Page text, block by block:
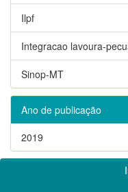
Ilpf
Integracao lavoura-
Sinop-MT
Ano de publicação
2019